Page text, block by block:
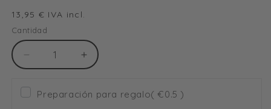
Precio
habitual
13,95 € IVA incl.
Cantidad
Reducir
cantidad
para
Bolsa
Aumentar
cantidad
Bolsa
Preparación para regalo( €0.5 )